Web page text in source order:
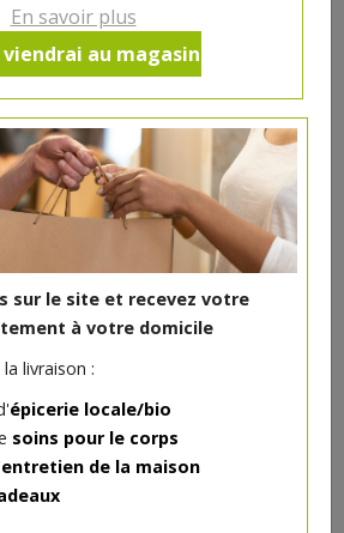
En savoir plus
viendrai au magasin
sur le site et recevez votre
à votre domicile
livraison :
épicerie locale/bio
soins pour le corps
entretien de la maison
rechargeable 4gr
Avril
de l'année !). Très doux et non
bio apaise les lèvres sans les
4€/pc
4€
le